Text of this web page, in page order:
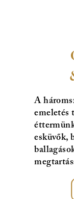
A
emeletés
esküvők,